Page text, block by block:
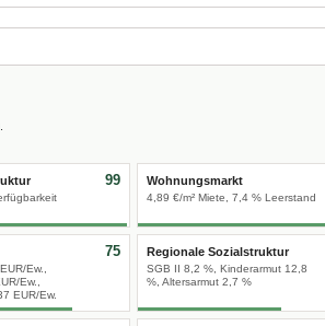
99 Wohnungsmarkt
4,89 €/m² Miete, 7,4 % Leerstand
Ew.,
Ew.,
EUR/Ew.
75 Regionale Sozialstruktur
SGB II 8,2 %, Kinderarmut 12,8
%, Altersarmut 2,7 %